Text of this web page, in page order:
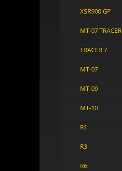
XSR900 GP
MT-07 TRACER
TRACER 7
MT-07
MT-09
MT-10
R1
R3
R6